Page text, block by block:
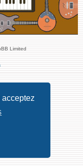
Limited